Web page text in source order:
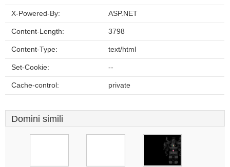
X-Powered-By: ASP.NET
Content-Length: 3798
Content-Type: text/html
Set-Cookie: --
Cache-control: private
Domini simili